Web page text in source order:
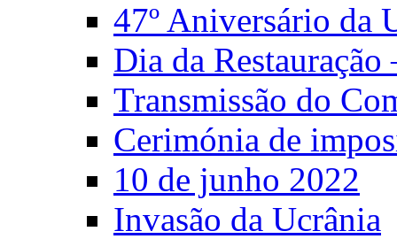
47º Aniversário da
Dia da
Transmissão do
Cerimónia de
10 de junho 2022
Invasão da Ucrânia